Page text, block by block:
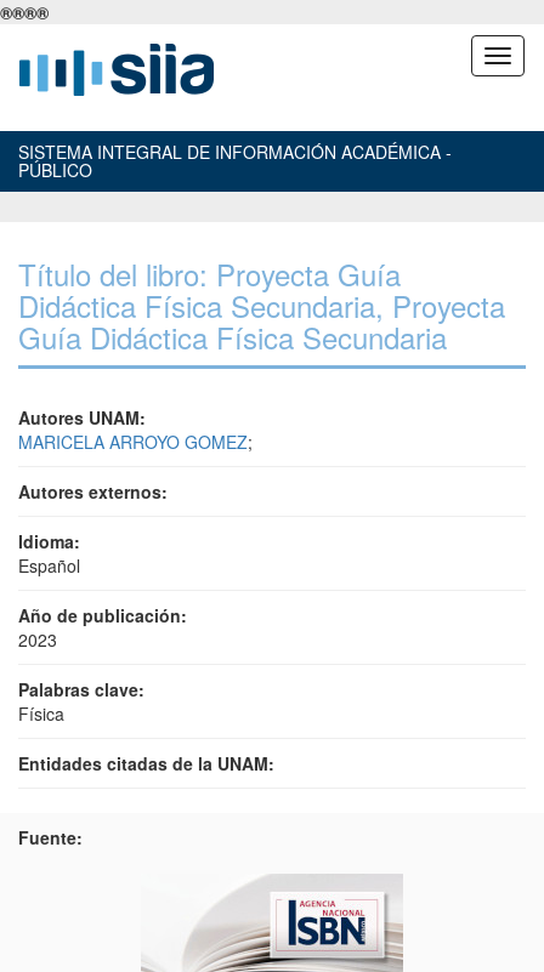
®®®®
SISTEMA INTEGRAL DE INFORMACIÓN ACADÉMICA -
PÚBLICO
Título del libro: Proyecta Guía
Didáctica Física Secundaria, Proyecta
Guía Didáctica Física Secundaria
Autores UNAM:
MARICELA ARROYO GOMEZ;
Autores externos:
Idioma:
Español
Año de publicación:
2023
Palabras clave:
Física
Entidades citadas de la UNAM:
Fuente: